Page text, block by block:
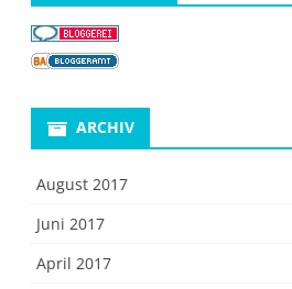
ARCHIV
August 2017
Juni 2017
April 2017